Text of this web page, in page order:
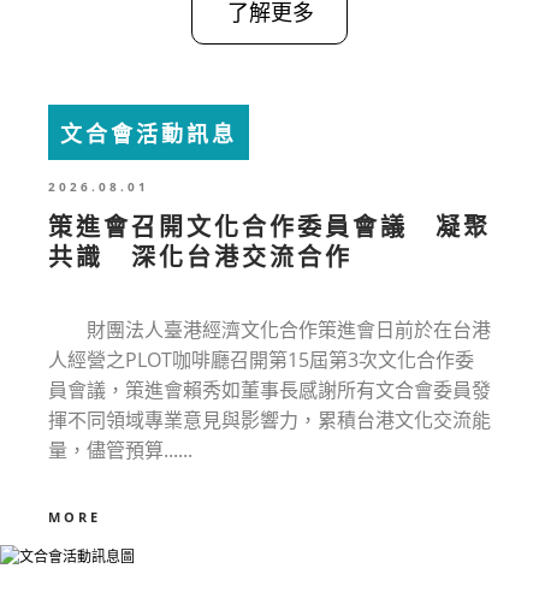
了解更多
文合會活動訊息
2026.08.01
策進會召開文化合作委員會議 凝聚
共識 深化台港交流合作
財團法人臺港經濟文化合作策進會日前於在台港
人經營之PLOT咖啡廳召開第15屆第3次文化合作委
員會議，策進會賴秀如董事長感謝所有文合會委員發
揮不同領域專業意見與影響力，累積台港文化交流能
量，儘管預算......
MORE